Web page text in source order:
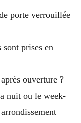
porte verrouillée
sont prises en
ouverture ?
nuit ou le week-